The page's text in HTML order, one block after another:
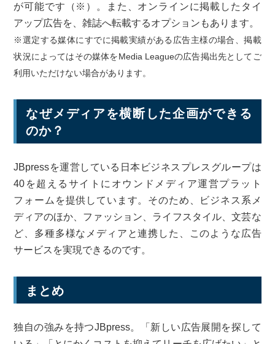
が可能です（※）。また、オンラインに掲載したタイ
アップ広告を、雑誌へ転載するオプションもあります。
※選定する媒体にすでに掲載実績がある広告主様の場合、掲載
状況によってはその媒体をMedia Leagueの広告掲出先としてご
利用いただけない場合があります。
なぜメディアを横断した企画ができる
のか？
JBpressを運営している日本ビジネスプレスグループは
40を超えるサイトにオウンドメディア運営プラット
フォームを提供しています。そのため、ビジネス系メ
ディアのほか、ファッション、ライフスタイル、文芸な
ど、多種多様なメディアと連携した、このような広告
サービスを実現できるのです。
まとめ
独自の強みを持つJBpress。「新しい広告展開を探して